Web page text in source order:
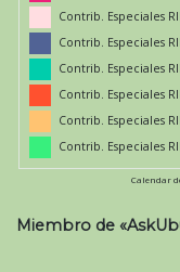
Contrib. Especiales
Contrib. Especiales
Contrib. Especiales
Contrib. Especiales
Contrib. Especiales
Contrib. Especiales
Calendar
Miembro de